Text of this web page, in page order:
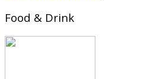
Food & Drink